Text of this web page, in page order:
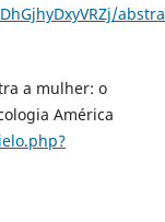
a mulher: o
América